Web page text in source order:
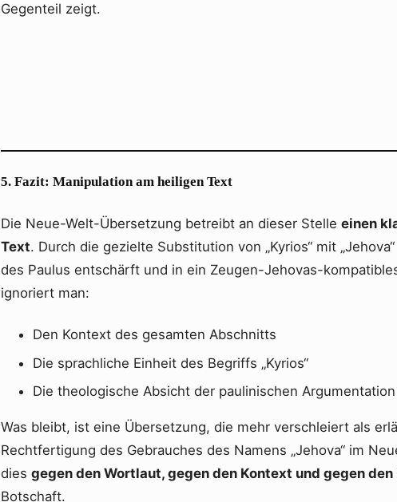
Gegenteil zeigt.
5. Fazit: Manipulation am heiligen Text
Die Neue-Welt-Übersetzung betreibt an dieser Stelle einen
Text. Durch die gezielte Substitution von „Kyrios“ mit
des Paulus entschärft und in ein Zeugen-Jehovas-
ignoriert man:
Den Kontext des gesamten Abschnitts
Die sprachliche Einheit des Begriffs „Kyrios“
Die theologische Absicht der paulinischen Argumentation
Was bleibt, ist eine Übersetzung, die mehr verschleiert als
Rechtfertigung des Gebrauches des Namens „Jehova“ im
dies gegen den Wortlaut, gegen den Kontext und gegen den
Botschaft.